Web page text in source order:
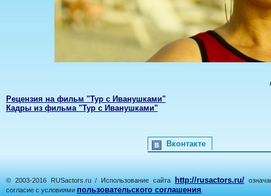
Рецензия на фильм "Тур с Иванушками"
Кадры из фильма "Тур с Иванушками"
Вконтакте
© 2003-2016 RUSactors.ru / Использование сайта http://rusactors.ru/
согласие с условиями пользовательского соглашения